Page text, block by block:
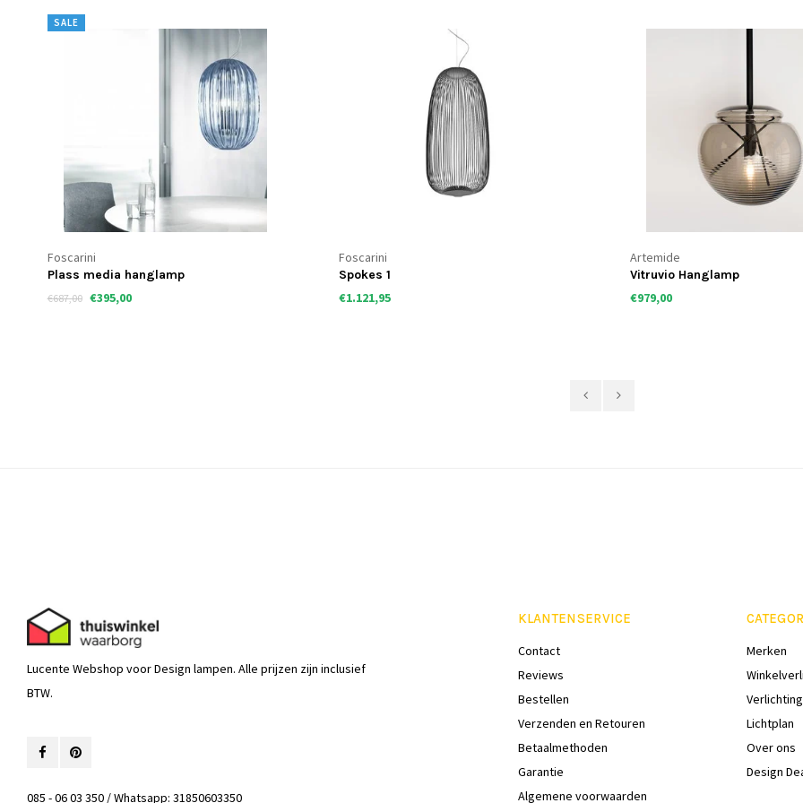
SALE
Foscarini
Plass media hanglamp
€687,00 €395,00
Foscarini
Spokes 1
€1.121,95
Artemide
Vitruvio Hanglamp
€979,00
Lucente Webshop voor Design lampen. Alle prijzen zijn inclusief
BTW.
085 - 06 03 350 / Whatsapp: 31850603350
KLANTENSERVICE
Contact
Reviews
Bestellen
Verzenden en Retouren
Betaalmethoden
Garantie
Algemene voorwaarden
Merken
Verlichting
Lichtplan
Over ons
Design